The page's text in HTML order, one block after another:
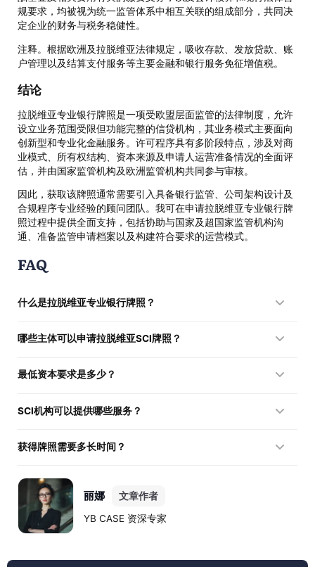
规要求，均被视为统一监管体系中相互关联的组成部分，共同决
定企业的财务与税务稳健性。
注释。根据欧洲及拉脱维亚法律规定，吸收存款、发放贷款、账
户管理以及结算支付服务等主要金融和银行服务免征增值税。
结论
拉脱维亚专业银行牌照是一项受欧盟层面监管的法律制度，允许
设立业务范围受限但功能完整的信贷机构，其业务模式主要面向
创新型和专业化金融服务。许可程序具有多阶段特点，涉及对商
业模式、所有权结构、资本来源及申请人运营准备情况的全面评
估，并由国家监管机构及欧洲监管机构共同参与审核。
因此，获取该牌照通常需要引入具备银行监管、公司架构设计及
合规程序专业经验的顾问团队。我可在申请拉脱维亚专业银行牌
照过程中提供全面支持，包括协助与国家及超国家监管机构沟
通、准备监管申请档案以及构建符合要求的运营模式。
FAQ
什么是拉脱维亚专业银行牌照？
机构，在无需取得完整通用银行牌照的情况下，为欧盟市场提供
哪些主体可以申请拉脱维亚SCI牌照？
信贷业务、数字银行业务或专业金融服务的企业集团。
最低资本要求是多少？
平，实际要求的资本规模可能更高。​​​​​​​
SCI机构可以提供哪些服务？
服务、数字银行服务以及其他金融服务。​​​​​​​
获得牌照需要多长时间？
准备、监管审查以及最终批准等阶段。
丽娜
文章作者
YB CASE 资深专家